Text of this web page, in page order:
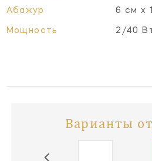
Абажур 6 см x
Мощность 2/40
Варианты